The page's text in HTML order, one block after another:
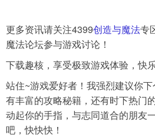
更多资讯请关注4399创造与魔法专
魔法论坛参与游戏讨论！
下载趣核，享受极致游戏体验，快
站住~游戏爱好者！我强烈建议你下
有丰富的攻略秘籍，还有时下热门
动起你的手指，与志同道合的朋友
吧，快快快！